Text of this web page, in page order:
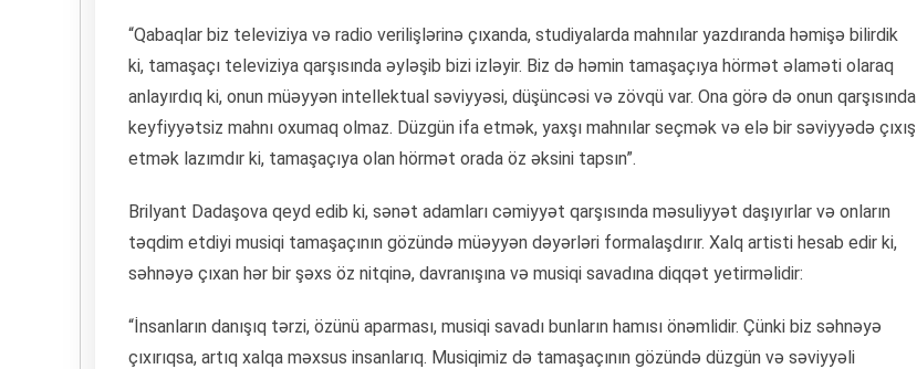
“Qabaqlar biz televiziya və radio verilişlərinə çıxanda, studiyalarda mahnılar yazdıranda həmişə bilirdik
ki, tamaşaçı televiziya qarşısında əyləşib bizi izləyir. Biz də həmin tamaşaçıya hörmət əlaməti olaraq
anlayırdıq ki, onun müəyyən intellektual səviyyəsi, düşüncəsi və zövqü var. Ona görə də onun qarşısında
keyfiyyətsiz mahnı oxumaq olmaz. Düzgün ifa etmək, yaxşı mahnılar seçmək və elə bir səviyyədə çıxış
etmək lazımdır ki, tamaşaçıya olan hörmət orada öz əksini tapsın”.
Brilyant Dadaşova qeyd edib ki, sənət adamları cəmiyyət qarşısında məsuliyyət daşıyırlar və onların
təqdim etdiyi musiqi tamaşaçının gözündə müəyyən dəyərləri formalaşdırır. Xalq artisti hesab edir ki,
səhnəyə çıxan hər bir şəxs öz nitqinə, davranışına və musiqi savadına diqqət yetirməlidir:
“İnsanların danışıq tərzi, özünü aparması, musiqi savadı bunların hamısı önəmlidir. Çünki biz səhnəyə
çıxırıqsa, artıq xalqa məxsus insanlarıq. Musiqimiz də tamaşaçının gözündə düzgün və səviyyəli